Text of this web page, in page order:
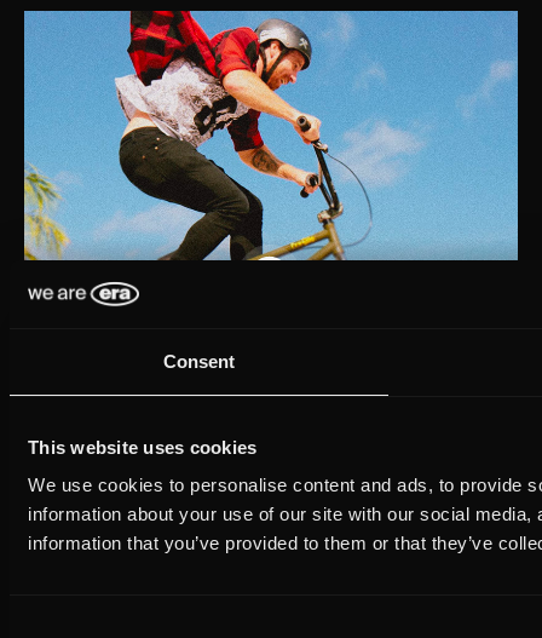
Consent
This website uses cookies
We use cookies to personalise content and ads, to provide
information about your use of our site with our social
information that you’ve provided to them or that they’ve
platform.